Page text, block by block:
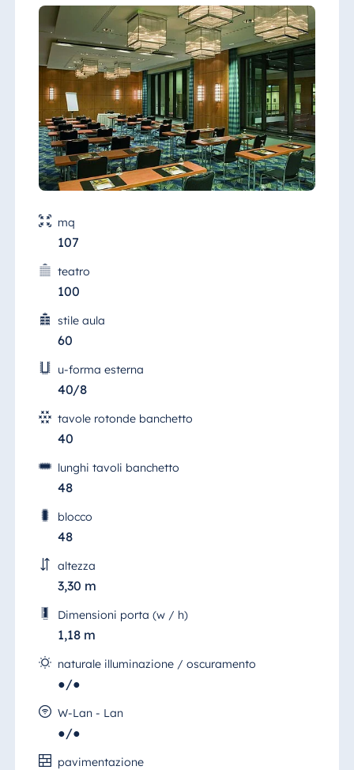
mq
107
teatro
100
stile aula
60
u-forma esterna
40/8
tavole rotonde banchetto
40
lunghi tavoli banchetto
48
blocco
48
altezza
3,30 m
Dimensioni porta (w / h)
1,18 m
naturale illuminazione / oscuramento
●/●
W-Lan - Lan
●/●
pavimentazione